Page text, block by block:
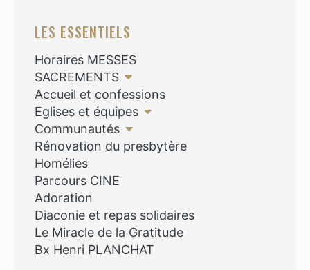
LES ESSENTIELS
Horaires MESSES
SACREMENTS
Accueil et confessions
Eglises et équipes
Communautés
Rénovation du presbytère
Homélies
Parcours CINE
Adoration
Diaconie et repas solidaires
Le Miracle de la Gratitude
Bx Henri PLANCHAT